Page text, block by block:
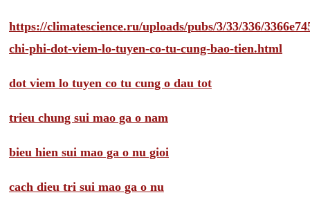
https://climatescience.ru/uploads/pubs/3/33/336/
chi-phi-dot-viem-lo-tuyen-co-tu-cung-bao-tien.html
dot viem lo tuyen co tu cung o dau tot
trieu chung sui mao ga o nam
bieu hien sui mao ga o nu gioi
cach dieu tri sui mao ga o nu